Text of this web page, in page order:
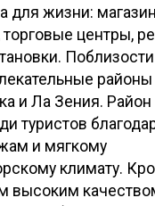
для жизни:
центры,
районы
и Ла Зения. Район
туристов
и мягкому
климату.
высоким